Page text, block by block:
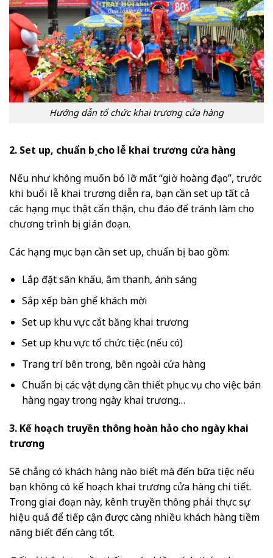
Hướng dẫn tổ chức khai trương cửa hàng
2. Set up, chuẩn bị cho lễ khai trương cửa hàng
Nếu như không muốn bỏ lỡ mất “giờ hoàng đạo”, trước
khi buổi lễ khai trương diễn ra, bạn cần set up tất cả
các hạng mục thật cẩn thận, chu đáo để tránh làm cho
chương trình bị gián đoạn.
Các hạng mục bạn cần set up, chuẩn bị bao gồm:
Lắp đặt sân khấu, âm thanh, ánh sáng
Sắp xếp bàn ghế khách mời
Set up khu vực cắt băng khai trương
Set up khu vực tổ chức tiệc (nếu có)
Trang trí bên trong, bên ngoài cửa hàng
Chuẩn bị các vật dụng cần thiết phục vụ cho việc bán
hàng ngay trong ngày khai trương…
3. Kế hoạch truyền thông hoàn hảo cho ngày khai
trương
Sẽ chẳng có khách hàng nào biết mà đến bữa tiệc nếu
bạn không có kế hoạch khai trương cửa hàng chi tiết.
Trong giai đoạn này, kênh truyền thông phải thực sự
hiệu quả để tiếp cận được càng nhiều khách hàng tiềm
năng biết đến càng tốt.